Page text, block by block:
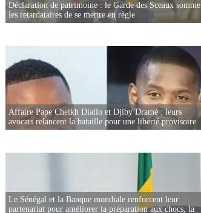
Déclaration de patrimoine : le Garde des Sceaux somme
les retardataires de se mettre en règle
Affaire Pape Cheikh Diallo et Djiby Dramé : leurs
avocats relancent la bataille pour une liberté provisoire
Le Sénégal et la Banque mondiale renforcent leur
partenariat pour améliorer la préparation aux chocs, la